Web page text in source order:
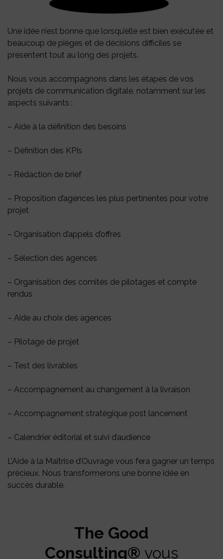
Une idée n’est bonne que lorsqu’elle est bien exécutée et
beaucoup de pièges et de décisions difficiles se
présentent tout au long des projets.
Nous vous accompagnons dans les étapes de vos
projets de communication digitale, notamment sur les
aspects suivants :
– Aide à la définition des besoins
– Définition des KPIs
– Rédaction de brief
– Proposition d’agences les plus pertinentes pour votre
projet
– Organisation d’appels d’offres
– Sélection des agences
– Organisation des comités de pilotages et compte
rendus
– Aide au choix des agences
– Pilotage de projet
– Test des livrables
– Accompagnement au changement à la livraison
– Accompagnement stratégique post lancement
– Calendrier éditorial et suivi d’audience
L’Aide à la Maîtrise d’Ouvrage vous fera gagner un temps
précieux. Nous transformerons une bonne idée en
succès durable.
The Good
Consulting® vous